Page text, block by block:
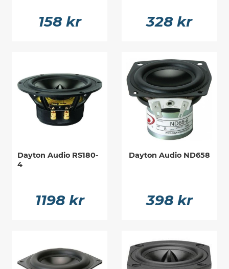
158 kr 328 kr
Dayton Audio RS180-
4
1198 kr
Dayton Audio ND658
398 kr